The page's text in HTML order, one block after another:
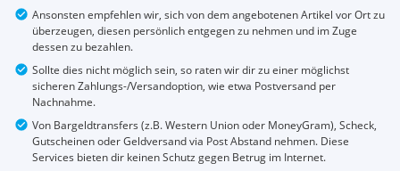
Ansonsten empfehlen wir, sich von dem angebotenen Artikel vor Ort zu
überzeugen, diesen persönlich entgegen zu nehmen und im Zuge
dessen zu bezahlen.
Sollte dies nicht möglich sein, so raten wir dir zu einer möglichst
sicheren Zahlungs-/Versandoption, wie etwa Postversand per
Nachnahme.
Von Bargeldtransfers (z.B. Western Union oder MoneyGram), Scheck,
Gutscheinen oder Geldversand via Post Abstand nehmen. Diese
Services bieten dir keinen Schutz gegen Betrug im Internet.